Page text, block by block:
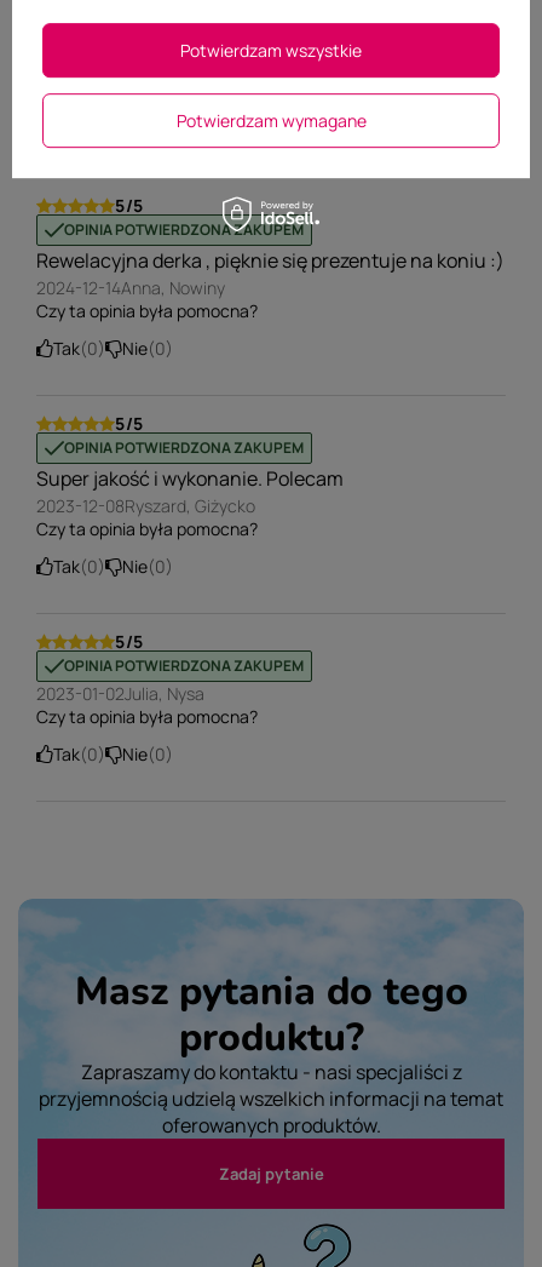
5 (3)
2 (0)
1
(0)
Kliknij w ocenę aby filtrować opinie
5/5
OPINIA POTWIERDZONA ZAKUPEM
Rewelacyjna derka , pięknie się prezentuje na koniu :)
2024-12-14Anna, Nowiny
Czy ta opinia była pomocna?
Tak 0 Nie 0
5/5
OPINIA POTWIERDZONA ZAKUPEM
Super jakość i wykonanie. Polecam
2023-12-08Ryszard, Giżycko
Czy ta opinia była pomocna?
Tak 0 Nie 0
5/5
OPINIA POTWIERDZONA ZAKUPEM
2023-01-02Julia, Nysa
Czy ta opinia była pomocna?
Tak 0 Nie 0
Masz pytania do tego
produktu?
Zapraszamy do kontaktu - nasi specjaliści z
przyjemnością udzielą wszelkich informacji na temat
oferowanych produktów.
Zadaj pytanie
Potwierdzam wymagane
Potwierdzam wszystkie